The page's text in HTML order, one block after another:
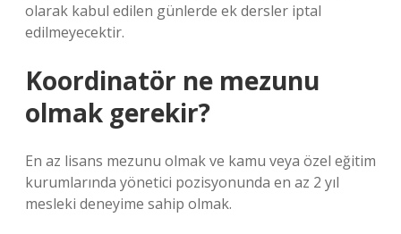
olarak kabul edilen günlerde ek dersler iptal
edilmeyecektir.
Koordinatör ne mezunu
olmak gerekir?
En az lisans mezunu olmak ve kamu veya özel eğitim
kurumlarında yönetici pozisyonunda en az 2 yıl
mesleki deneyime sahip olmak.